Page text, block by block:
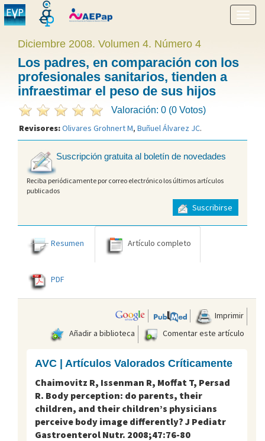
menú
Diciembre 2008. Volumen 4. Número 4
Los padres, en comparación con los
profesionales sanitarios, tienden a
infraestimar el peso de sus hijos
Valoración: 0 (0 Votos)
Revisores:Olivares Grohnert M, Buñuel Álvarez JC.
Suscripción gratuita al boletín de novedades
Reciba periódicamente por correo electrónico los últimos artículos
publicados
Suscribirse
Resumen Artículo completo
PDF
Imprimir
Añadir a biblioteca
Comentar este artículo
AVC | Artículos Valorados Críticamente
Chaimovitz R, Issenman R, Moffat T, Persad
R. Body perception: do parents, their
children, and their children’s physicians
perceive body image differently? J Pediatr
Gastroenterol Nutr. 2008;47:76-80